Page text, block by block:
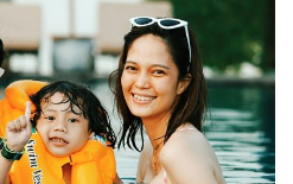
Une
Expérience
Inoubliable
Pour
Toute
La
Famille